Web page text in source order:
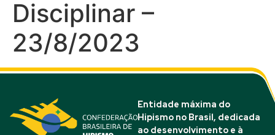
Disciplinar –
23/8/2023
Entidade máxima do
Hipismo no Brasil, dedicada
ao desenvolvimento e à